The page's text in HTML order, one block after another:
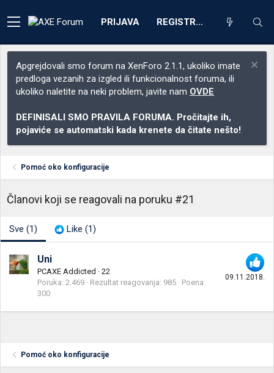
PRIJAVA REGISTRACIJA
Apgrejdovali smo forum na XenForo 2.1.1, ukoliko imate
predloga vezanih za izgled ili funkcionalnost foruma, ili
ukoliko naletite na neki problem, javite nam OVDE
DEFINISALI SMO PRAVILA FORUMA. Pročitajte ih,
pojaviće se automatski kada krenete da čitate nešto!
Pomoć oko konfiguracije
Članovi koji se reagovali na poruku #21
Sve (1) Like (1)
09.11.2018.
Uni
PCAXE Addicted · 22
Poruka 2.469 Rezultat reagovanja 985
Poena
300
Pomoć oko konfiguracije